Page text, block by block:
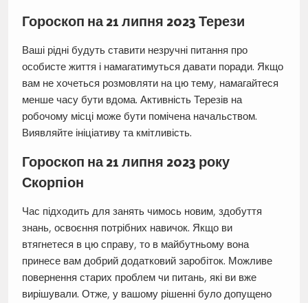
Гороскоп на 21 липня 2023 Терези
Ваші рідні будуть ставити незручні питання про
особисте життя і намагатимуться давати поради. Якщо
вам не хочеться розмовляти на цю тему, намагайтеся
менше часу бути вдома. Активність Терезів на
робочому місці може бути помічена начальством.
Виявляйте ініціативу та кмітливість.
Гороскоп на 21 липня 2023 року
Скорпіон
Час підходить для занять чимось новим, здобуття
знань, освоєння потрібних навичок. Якщо ви
втягнетеся в цю справу, то в майбутньому вона
принесе вам добрий додатковий заробіток. Можливе
повернення старих проблем чи питань, які ви вже
вирішували. Отже, у вашому рішенні було допущено